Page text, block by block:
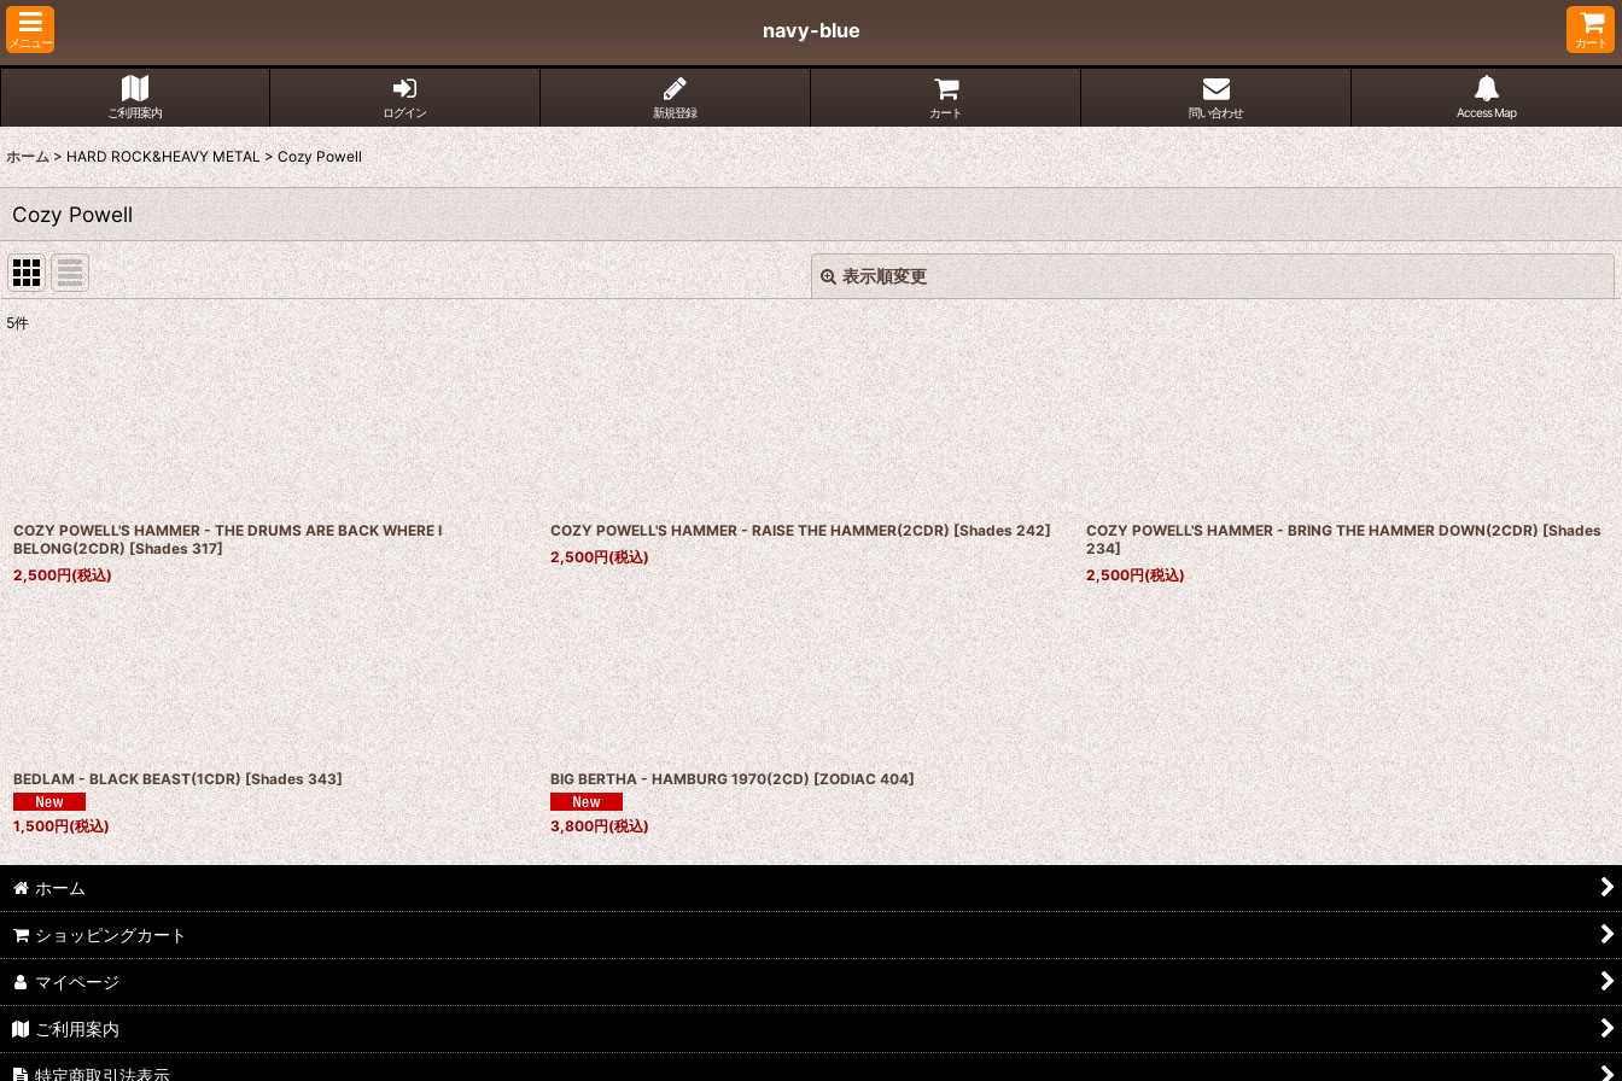
メニュー
navy-blue
カート
ご利用案内 ログイン 新規登録 カート 問い合わせ Access Map
ホーム > HARD ROCK&HEAVY METAL > Cozy Powell
Cozy Powell
表示順変更
表示数:
並び順:
絞り込む
閉じる
5件
COZY POWELL'S HAMMER - THE DRUMS ARE BACK WHERE I
BELONG(2CDR) [Shades 317]
2,500円(税込)
COZY POWELL'S HAMMER - RAISE THE HAMMER(2CDR) [Shades 242]
2,500円(税込)
COZY POWELL'S HAMMER - BRING THE HAMMER DOWN(2CDR) [Shades
234]
2,500円(税込)
BEDLAM - BLACK BEAST(1CDR) [Shades 343]
1,500円(税込)
BIG BERTHA - HAMBURG 1970(2CD) [ZODIAC 404]
3,800円(税込)
ホーム
ショッピングカート
マイページ
ご利用案内
特定商取引法表示